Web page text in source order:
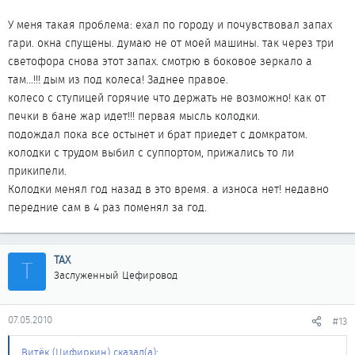
У меня такая проблема: ехал по городу и почувствовал запах
гари. окна спущены. думаю не от моей машины. так через три
светофора снова этот запах. смотрю в боковое зеркало а
там...!!! дым из под колеса! Заднее правое.
колесо с ступицей горячие что держать не возможно! как от
печки в бане жар идет!!! первая мысль колодки.
подождал пока все остынет и брат приедет с домкратом.
колодки с трудом выбил с суппортом, прижались то ли
прикипели.
Колодки менял год назад в это время. а износа нет! недавно
передние сам в 4 раз поменял за год.
Т ТАХ
Заслуженный Цефировод
07.05.2010 #13
Витёк (Цифиркин) сказал(а):